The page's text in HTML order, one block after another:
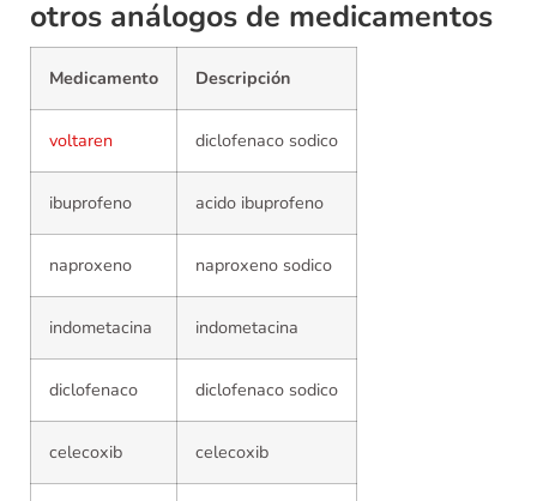
otros análogos de medicamentos
Medicamento Descripción
voltaren diclofenaco sodico
ibuprofeno acido ibuprofeno
naproxeno naproxeno sodico
indometacina indometacina
diclofenaco diclofenaco sodico
celecoxib celecoxib